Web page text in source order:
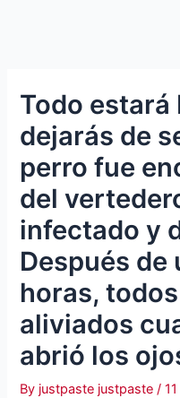
Todo estará
dejarás de
perro fue
del
infectado y
Después de
horas,
aliviados
abrió los
By justpaste justpaste/